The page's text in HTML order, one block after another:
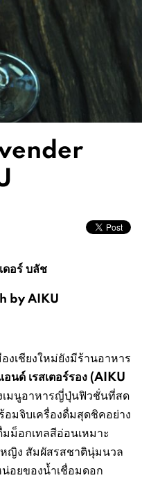
ดอร์ บลัช
byAIKU
งเชียงใหม่ยังมีร้านอาหาร
นด์ เรสเตอร์รอง (AIKU
เมนูอาหารญี่ปุ่นฟิวชั่นที่สด
มจิบเครื่องดื่มสุดชิคอย่าง
มม็อกเทลสีอ่อนเหมาะ
ญิง สัมผัสรสชาตินุ่มนวล
อยของน้ำเชื่อมดอก